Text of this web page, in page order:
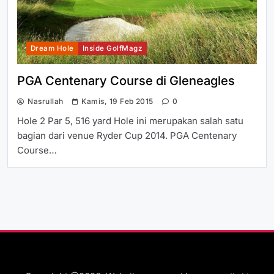
Dream Hole Inside GolfMagz
PGA Centenary Course di Gleneagles
Nasrullah Kamis, 19 Feb 2015 0
Hole 2 Par 5, 516 yard Hole ini merupakan salah satu
bagian dari venue Ryder Cup 2014. PGA Centenary
Course…